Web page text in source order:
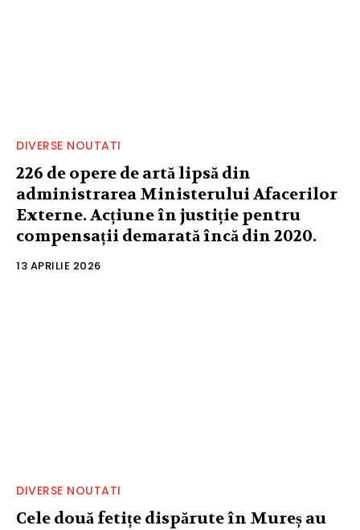
DIVERSE NOUTATI
226 de opere de artă lipsă din
administrarea Ministerului Afacerilor
Externe. Acțiune în justiție pentru
compensații demarată încă din 2020.
13 APRILIE 2026
DIVERSE NOUTATI
Cele două fetițe dispărute în Mureș au